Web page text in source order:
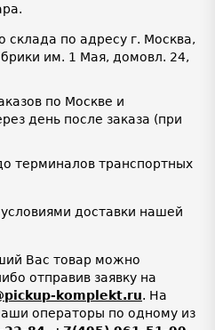
склада по адресу г. Москва,
им. 1 Мая, домовл. 24,
по Москве и
день после заказа (при
терминалов транспортных
доставки нашей
Вас товар можно
отправив заявку на
komplekt.ru. На
операторы по одному из